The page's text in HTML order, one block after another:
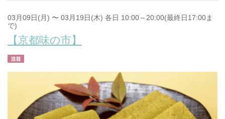
03月09日(月) 〜 03月19日(木) 各日 10:00～20:00(最終日17:00ま
で)
【京都味の市】